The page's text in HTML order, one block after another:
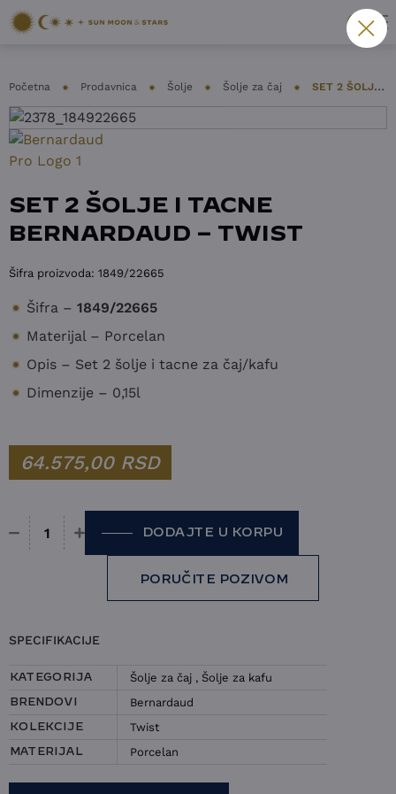
Početna Prodavnica Šolje Šolje za čaj SET 2 ŠOLJE I TACNE BERNARDAUD – TWIST
SET 2 ŠOLJE I TACNE
BERNARDAUD – TWIST
Šifra proizvoda: 1849/22665
Šifra – 1849/22665
Materijal – Porcelan
Opis – Set 2 šolje i tacne za čaj/kafu
Dimenzije – 0,15l
64.575,00 RSD
Set 2 šolje i tacne Bernardaud - Twist količina
DODAJTE U KORPU
PORUČITE POZIVOM
SPECIFIKACIJE
KATEGORIJA Šolje za čaj , Šolje za kafu
BRENDOVI Bernardaud
KOLEKCIJE Twist
MATERIJAL Porcelan